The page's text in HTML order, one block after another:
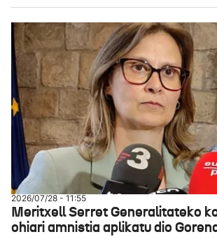
2026/07/28 - 11:55
Meritxell Serret Generalitateko
ohiari amnistia aplikatu dio